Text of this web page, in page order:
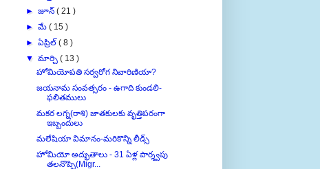
►మే( 15 )
►ఏప్రిల్( 8 )
▼మార్చి( 13 )
హోమియోపతి సర్వరోగ నివారిణియా?
జయనామ సంవత్సరం - ఉగాది కుండలి-
ఫలితములు
మకర లగ్న(రాశి) జాతకులకు వృత్తిపరంగా
ఇబ్బందులు
మలేషియా విమానం-మరికొన్ని లీడ్స్
హోమియో అద్భుతాలు - 31 ఏళ్ల పార్శ్వపు
తలనొప్పి(Migr...
హోమియో అద్భుతాలు - 31 ఏళ్ల పార్శ్వపు